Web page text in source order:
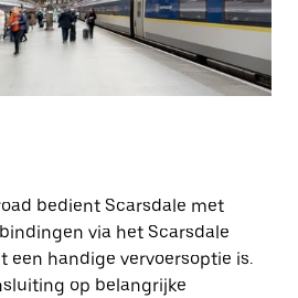
bedient Scarsdale met
via het Scarsdale
een handige vervoersoptie is.
op belangrijke